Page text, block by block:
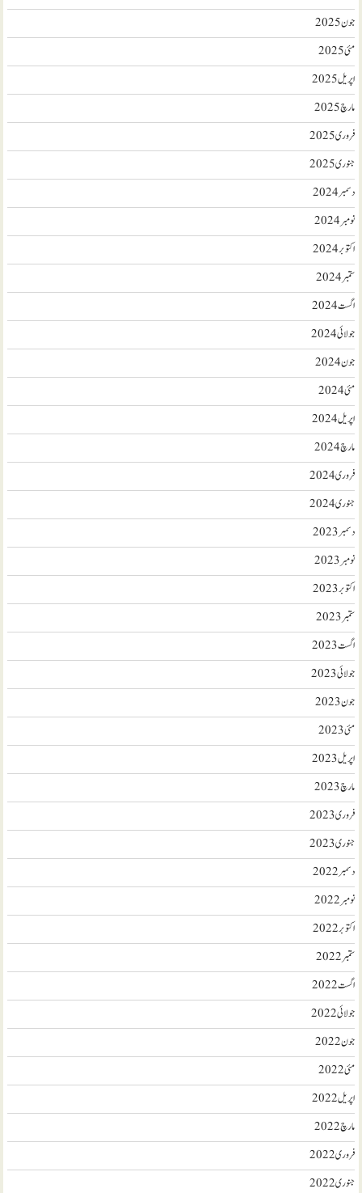
جون 2025
مئی 2025
اپریل 2025
مارچ 2025
فروری 2025
جنوری 2025
دسمبر 2024
نومبر 2024
اکتوبر 2024
ستمبر 2024
اگست 2024
جولائی 2024
جون 2024
مئی 2024
اپریل 2024
مارچ 2024
فروری 2024
جنوری 2024
دسمبر 2023
نومبر 2023
اکتوبر 2023
ستمبر 2023
اگست 2023
جولائی 2023
جون 2023
مئی 2023
اپریل 2023
مارچ 2023
فروری 2023
جنوری 2023
دسمبر 2022
نومبر 2022
اکتوبر 2022
ستمبر 2022
اگست 2022
جولائی 2022
جون 2022
مئی 2022
اپریل 2022
مارچ 2022
فروری 2022
جنوری 2022